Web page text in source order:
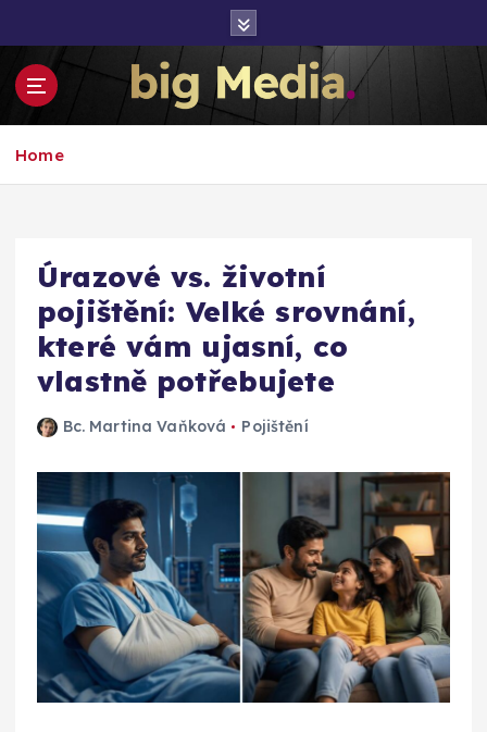
o
Inspirace pro mediální růst a podnikání
Home
Úrazové vs. životní
pojištění: Velké srovnání,
které vám ujasní, co
vlastně potřebujete
Bc. Martina Vaňková Pojištění